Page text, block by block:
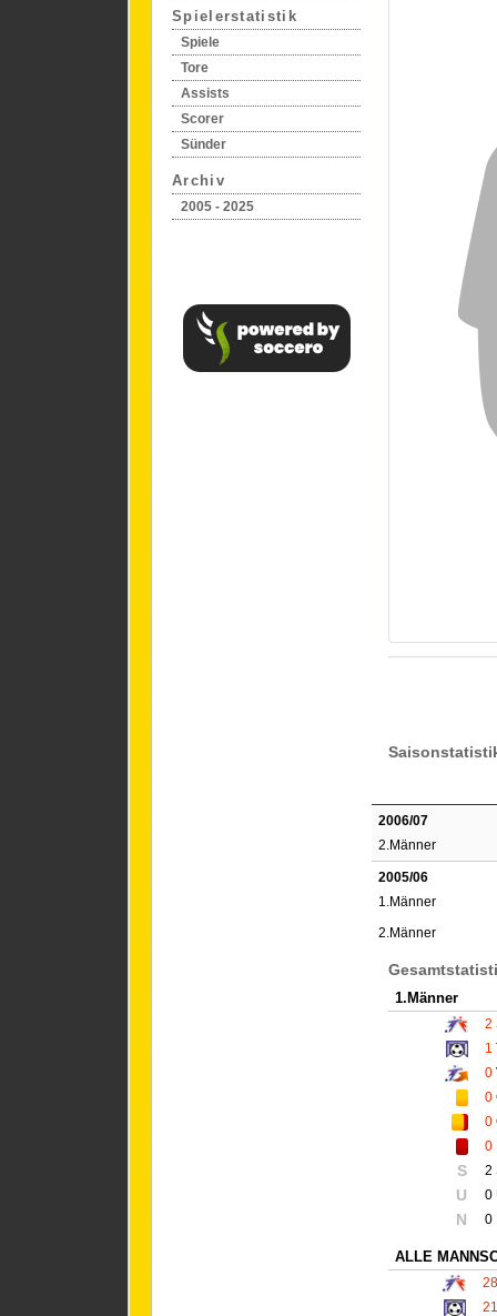
Spielerstatistik
Spiele
Tore
Assists
Scorer
Sünder
Archiv
2005 - 2025
2006/07
2.Männer
2005/06
1.Männer
2.Männer
1.Männer
2
1
0
0
0
0
S 2
U 0
N 0
ALLE
28
21